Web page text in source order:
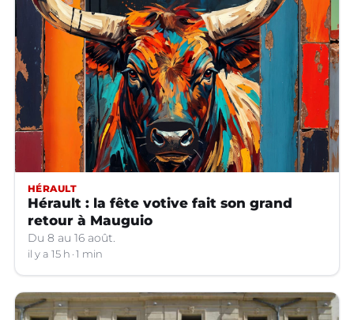
HÉRAULT
Hérault : la fête votive fait son grand
retour à Mauguio
Du 8 au 16 août.
il y a 15 h 1 min